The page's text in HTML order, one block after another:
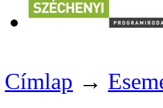
Címlap →